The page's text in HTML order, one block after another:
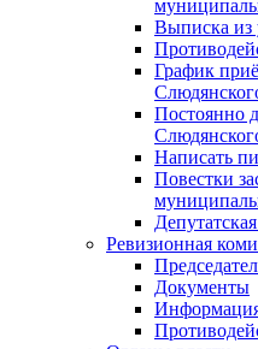
Выписка из
График
Постоянно
Написать
Повестки
Ревизионная
Документы